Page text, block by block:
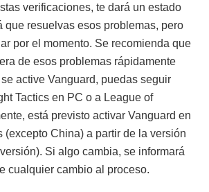
verificaciones, te dará un estado
que resuelvas esos problemas, pero
por el momento. Se recomienda que
de esos problemas rápidamente
active Vanguard, puedas seguir
Tactics en PC o a League of
está previsto activar Vanguard en
(excepto China) a partir de la versión
Si algo cambia, se informará
cualquier cambio al proceso.